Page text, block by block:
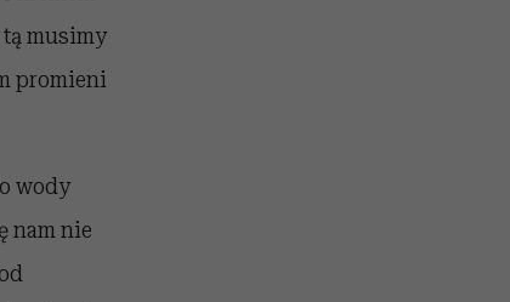
musimy
promieni
wody
nam nie